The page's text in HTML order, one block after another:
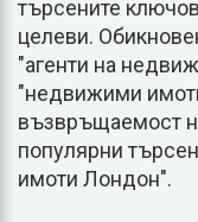
търсените
целеви.
"агенти на
"недвижими
възвръщаемост
популярни
имоти Лондон".